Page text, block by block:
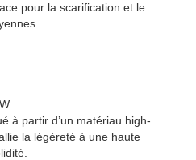
pour la scarification et le
à partir d’un matériau high-
la légèreté à une haute